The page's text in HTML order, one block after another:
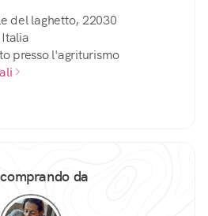
del laghetto, 22030
presso l'agriturismo
da